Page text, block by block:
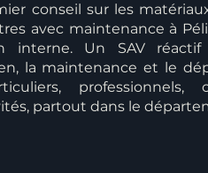
conseil sur les
avec maintenance à
interne. Un SAV réactif
la maintenance et le
professionnels,
partout dans le